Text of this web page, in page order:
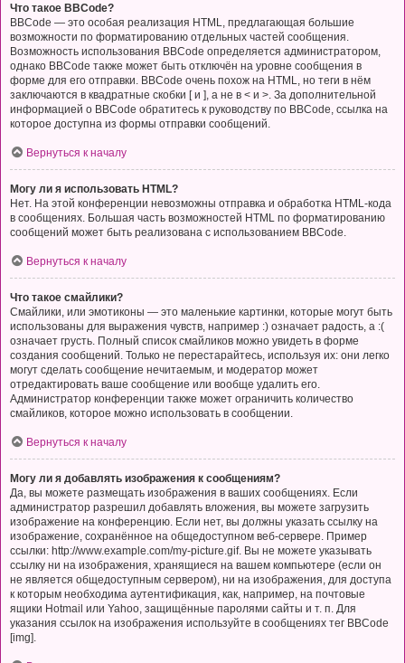
Что такое BBCode?
BBCode — это особая реализация HTML, предлагающая большие
возможности по форматированию отдельных частей сообщения.
Возможность использования BBCode определяется администратором,
однако BBCode также может быть отключён на уровне сообщения в
форме для его отправки. BBCode очень похож на HTML, но теги в нём
заключаются в квадратные скобки [ и ], а не в < и >. За дополнительной
информацией о BBCode обратитесь к руководству по BBCode, ссылка на
которое доступна из формы отправки сообщений.
Вернуться к началу
Могу ли я использовать HTML?
Нет. На этой конференции невозможны отправка и обработка HTML-кода
в сообщениях. Большая часть возможностей HTML по форматированию
сообщений может быть реализована с использованием BBCode.
Вернуться к началу
Что такое смайлики?
Смайлики, или эмотиконы — это маленькие картинки, которые могут быть
использованы для выражения чувств, например :) означает радость, а :(
означает грусть. Полный список смайликов можно увидеть в форме
создания сообщений. Только не перестарайтесь, используя их: они легко
могут сделать сообщение нечитаемым, и модератор может
отредактировать ваше сообщение или вообще удалить его.
Администратор конференции также может ограничить количество
смайликов, которое можно использовать в сообщении.
Вернуться к началу
Могу ли я добавлять изображения к сообщениям?
Да, вы можете размещать изображения в ваших сообщениях. Если
администратор разрешил добавлять вложения, вы можете загрузить
изображение на конференцию. Если нет, вы должны указать ссылку на
изображение, сохранённое на общедоступном веб-сервере. Пример
ссылки: http://www.example.com/my-picture.gif. Вы не можете указывать
ссылку ни на изображения, хранящиеся на вашем компьютере (если он
не является общедоступным сервером), ни на изображения, для доступа
к которым необходима аутентификация, как, например, на почтовые
ящики Hotmail или Yahoo, защищённые паролями сайты и т. п. Для
указания ссылок на изображения используйте в сообщениях тег BBCode
[img].